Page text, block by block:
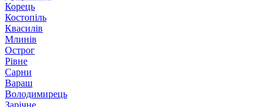
Корець
Костопіль
Квасилів
Млинів
Острог
Рівне
Сарни
Вараш
Володимирець
Зарічне